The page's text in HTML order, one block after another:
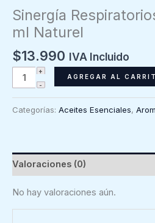
Sinergía
ml Naturel
$13.990 IVA Incluido
Sinergía
Respiratorios
Resfríos,
Naturel
cantidad
AGREGAR AL
Categorías: Aceites Esenciales,
Valoraciones (0)
No hay valoraciones aún.